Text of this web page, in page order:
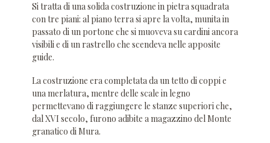
Si tratta di una solida costruzione in pietra squadrata
con tre piani: al piano terra si apre la volta, munita in
passato di un portone che si muoveva su cardini ancora
visibili e di un rastrello che scendeva nelle apposite
guide.
La costruzione era completata da un tetto di coppi e
una merlatura, mentre delle scale in legno
permettevano di raggiungere le stanze superiori che,
dal XVI secolo, furono adibite a magazzino del Monte
granatico di Mura.